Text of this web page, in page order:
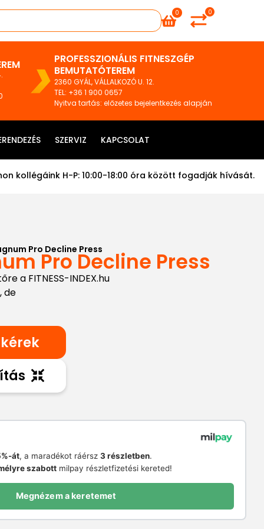
0 0
PROFESSZIONÁLIS FITNESZGÉP
BEMUTATÓTEREM
2360 GYÁL, VÁLLALKOZÓ U. 12.
TEL: +36 1 900 0657
Nyitva tartás: előzetes bejelentkezés alapján
SZERVIZ KAPCSOLAT
kollégáink H-P: 10:00-18:00 óra között fogadják hívását.
Pro Decline Press
Pro Decline Press
a FITNESS-INDEX.hu
de
át, a maradékot ráérsz 3 részletben.
szabottmilpay részletfizetési kereted!
Megnézem a keretemet